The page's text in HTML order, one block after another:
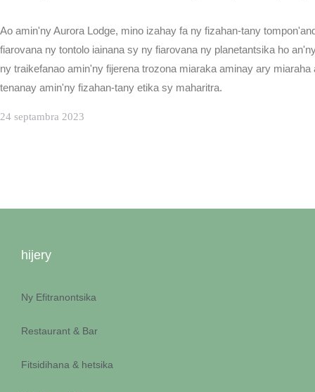
Ao amin'ny Aurora Lodge, mino izahay fa ny fizahan-tany
fiarovana ny tontolo iainana sy ny fiarovana ny planetantsika ho
ny traikefanao amin'ny fijerena trozona miaraka aminay ary
tenanay amin'ny fizahan-tany etika sy maharitra.
24 septambra 2023
hijery
Ny Efitranontsika
Restaurant & Bar
Fitsidihana & hetsika